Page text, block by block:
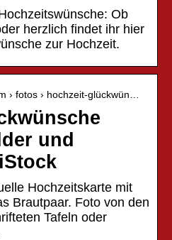
Ob
herzlich findet ihr hier
zur Hochzeit.
› fotos › hochzeit-glückwün…
und
Hochzeitskarte mit
Brautpaar. Foto von den
Tafeln oder